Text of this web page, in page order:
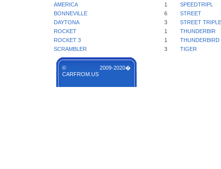
AMERICA 1
SPEEDTRIPL
BONNEVILLE
6
STREET
DAYTONA
3
STREET TRIPLE
ROCKET
1
THUNDERBIR
ROCKET 3
1
THUNDERBIRD
SCRAMBLER
3 TIGER
© 2009-2020�
CARFROM.US